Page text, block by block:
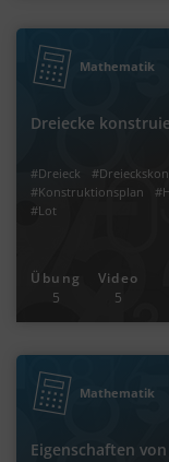
Mathematik
Dreiecke
#Dreieck
#Konstruktionsplan
#Lot
Übung
5
Video
5
Mathematik
Eigenschaften